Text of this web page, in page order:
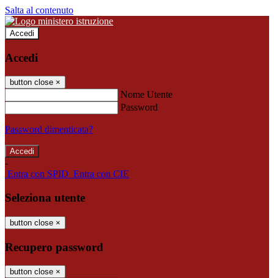
Salta al contenuto
Accedi
Accedi
button close ×
Nome Utente
Password
Password dimenticata?
-
Entra con SPID Entra con CIE
Seleziona utente
button close ×
Recupero password
button close ×